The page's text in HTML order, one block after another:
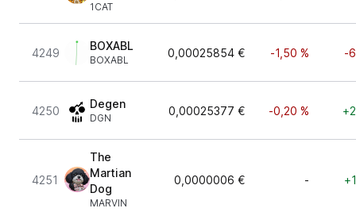
1CAT
4249
BOXABL
BOXABL
0,00025854 € -1,50 % -
4250
Degen
DGN
0,00025377 € -0,20 %
4251
The
Martian
Dog
MARVIN
0,0000006 € -